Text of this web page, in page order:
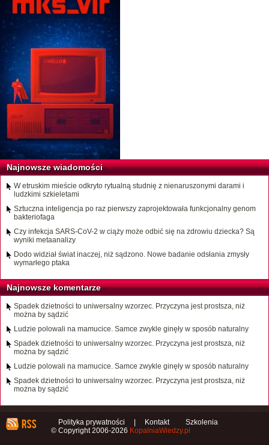
Najnowsze wiadomości
W etruskim mieście odkryto rytualną studnię z nienaruszonymi darami i
ludzkimi szkieletami
Sztuczna inteligencja po raz pierwszy zaprojektowała funkcjonalny genom
bakteriofaga
Czy infekcja SARS-CoV-2 w ciąży może odbić się na zdrowiu dziecka? Są
wyniki metaanalizy
Dodo widział świat inaczej, niż sądzono. Nowe badanie odsłania zmysły
wymarłego ptaka
Najnowsze komentarze
Spadek dzietności to uniwersalny wzorzec. Przyczyna jest prostsza, niż
można by sądzić
Ludzie polowali na mamucice. Samce zwykle ginęły w sposób naturalny
Spadek dzietności to uniwersalny wzorzec. Przyczyna jest prostsza, niż
można by sądzić
Ludzie polowali na mamucice. Samce zwykle ginęły w sposób naturalny
Spadek dzietności to uniwersalny wzorzec. Przyczyna jest prostsza, niż
można by sądzić
Polityka prywatności Kontakt
Szkolenia
© Copyright 2006-2026 KopalniaWiedzy.pl